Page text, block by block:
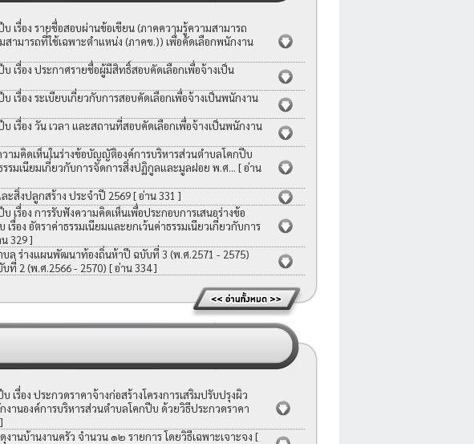
เรื่อง รายชื่อสอบผ่านข้อเขียน (ภาคความรู้ความสามารถ
ามารถที่ใช้เฉพาะตำแหน่ง (ภาคข.)) เพื่อคัดเลือกพนักงาน
เรื่อง ประกาศรายชื่อผู้มีสิทธิ์สอบคัดเลือกเพื่อจ้างเป็น
เรื่อง ระเบียบเกี่ยวกับการสอบคัดเลือกเพื่อจ้างเป็นพนักงาน
เรื่อง วัน เวลา และสถานที่สอบคัดเลือกเพื่อจ้างเป็นพนักงาน
ามคิดเห็นในร่างข้อบัญญัติองค์การบริหารส่วนตำบลโคกปีบ
รรมเนียมเกี่ยวกับการจัดการสิ่งปฏิกูลและมูลฝอย พ.ศ... [ อ่าน
ะสิ่งปลูกสร้าง ประจำปี 2569[ อ่าน 331 ]
เรื่อง การรับฟังความคิดเห็นเพื่อประกอบการเสนอร่างข้อ
อง อัตราค่าธรรมเนียมและยกเว้นค่าธรรมเนียวเกี่ยวกับการ
329 ]
ล ร่างแผนพัฒนาท้องถิ่นห้าปี ฉบับที่ 3 (พ.ศ.2571 - 2575)
2 (พ.ศ.2566 - 2570) [ อ่าน 334 ]
รื่อง ประกวดราคาจ้างก่อสร้างโครงการเสริมปรับปรุงผิว
านองค์การบริหารส่วนตำบลโคกปีบ ด้วยวิธีประกวดราคา
านบ้านงานครัว จำนวน ๑๒ รายการ โดยวิธีเฉพาะเจาะจง [